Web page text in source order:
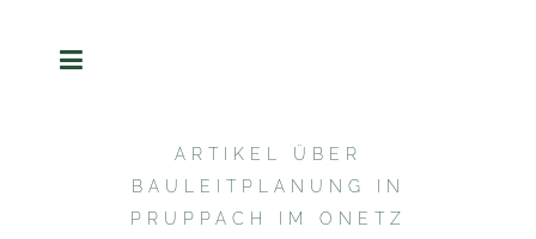
ARTIKEL ÜBER
BAULEITPLANUNG IN
PRUPPACH IM ONETZ